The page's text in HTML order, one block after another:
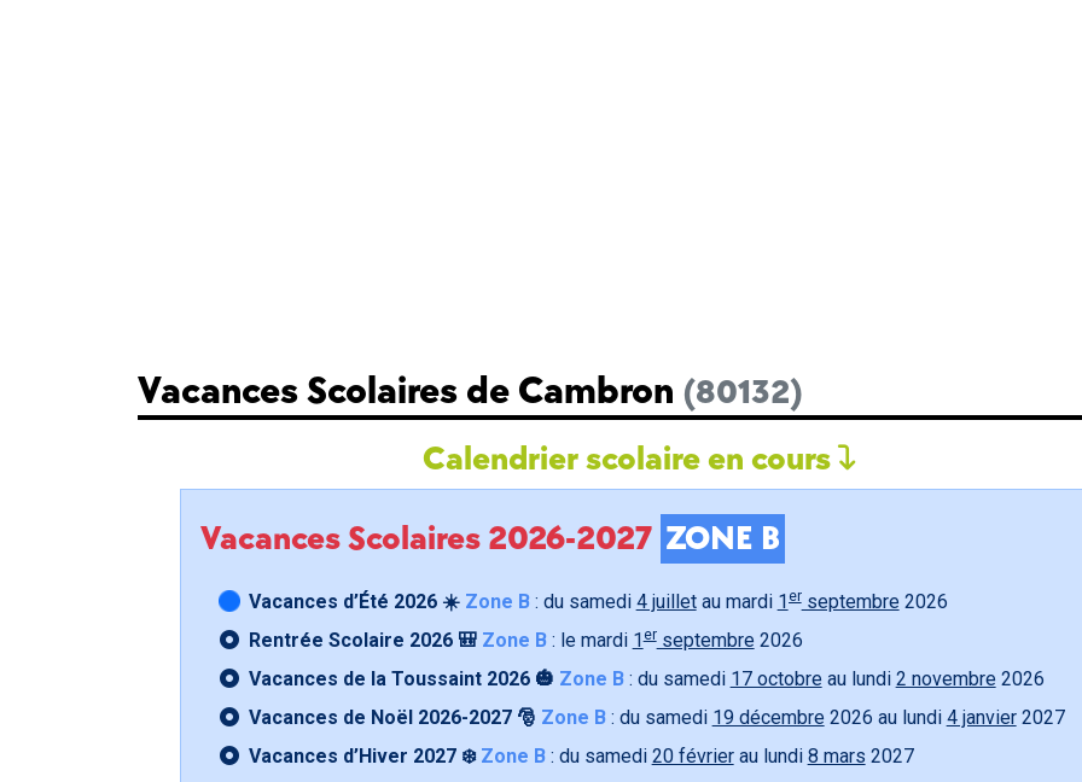
Vacances Scolaires de Cambron (80132)
Calendrier scolaire en cours
Vacances Scolaires 2026-2027 ZONE B
Vacances d’Été 2026 ☀️ Zone B: du samedi 4 juilletau mardi 1 erseptembre 2026
Rentrée Scolaire 2026 🎒 Zone B: le mardi 1erseptembre 2026
Vacances de la Toussaint 2026 🎃 Zone B: du samedi 17 octobre au lundi 2 novembre 2026
Vacances de Noël 2026-2027 🎅 Zone B: du samedi 19 décembre 2026 au lundi 4 janvier2027
Vacances d’Hiver 2027 ❄️ Zone B: du samedi 20 févrierau lundi 8 mars 2027